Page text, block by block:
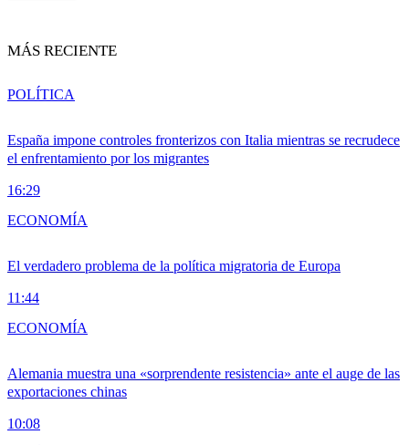
MÁS RECIENTE
España impone controles fronterizos con Italia mientras se recrudece
el enfrentamiento por los migrantes
16:29
POLÍTICA
El verdadero problema de la política migratoria de Europa
11:44
ECONOMÍA
Alemania muestra una «sorprendente resistencia» ante el auge de las
exportaciones chinas
10:08
ECONOMÍA